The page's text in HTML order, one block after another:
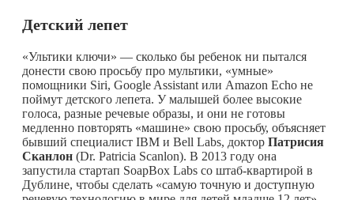
Детский лепет
«Ультики ключи» — сколько бы ребенок ни пытался
донести свою просьбу про мультики, «умные»
помощники Siri, Google Assistant или Amazon Echo не
поймут детского лепета. У малышей более высокие
голоса, разные речевые образы, и они не готовы
медленно повторять «машине» свою просьбу, объясняет
бывший специалист IBM и Bell Labs, доктор Патрисия
Сканлон (Dr. Patricia Scanlon). В 2013 году она
запустила стартап SoapBox Labs со штаб-квартирой в
Дублине, чтобы сделать «самую точную и доступную